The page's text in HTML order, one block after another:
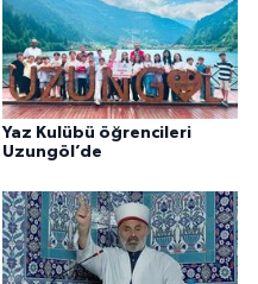
Yaz Kulübü öğrencileri
Uzungöl’de